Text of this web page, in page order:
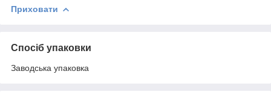
Приховати
Спосіб упаковки
Заводська упаковка